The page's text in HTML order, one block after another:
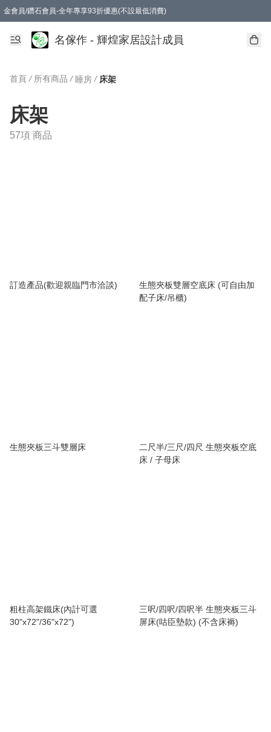
金會員/鑽石會員-全年專享93折優惠(不設最低消費)
名傢作 - 輝煌家居設計成員
首頁 / 所有商品 / 睡房 / 床架
床架
57項 商品
訂造產品(歡迎親臨門市洽談)
生態夾板雙層空底床 (可自由加
配子床/吊櫃)
生態夾板三斗雙層床
二尺半/三尺/四尺 生態夾板空底
床 / 子母床
粗柱高架鐵床(內計可選
30"x72"/36"x72")
三呎/四呎/四呎半 生態夾板三斗
屏床(咕臣墊款) (不含床褥)